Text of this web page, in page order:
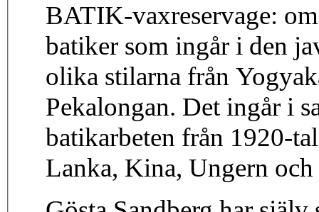
BATIK-vaxreservage:
batiker som ingår i den
olika stilarna från
Pekalongan. Det ingår i
batikarbeten från 1920-
Lanka, Kina, Ungern